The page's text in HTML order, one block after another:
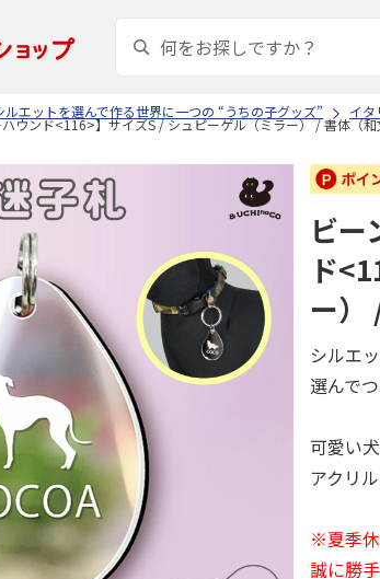
ルエットを選んで作る世界に一つの “うちの子グッズ” イタ
ウンド<116>】サイズS / シュピーゲル（ミラー） / 書体（
ビー
ド
ー）
シルエ
選んで
可愛い
アクリ
※夏季
誠に勝